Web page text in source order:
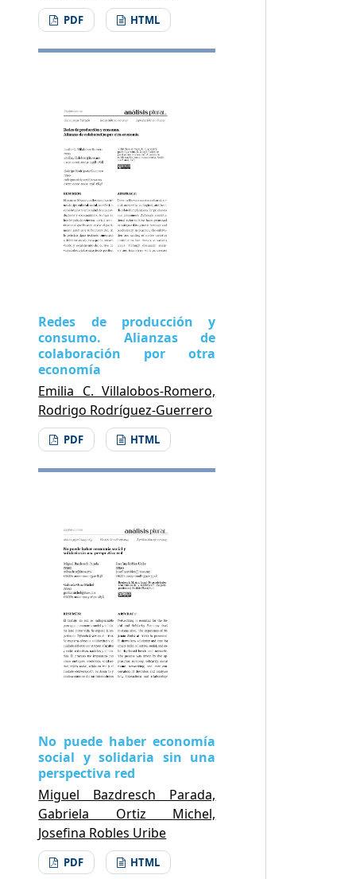
PDF HTML
Redes de producción y
consumo. Alianzas de
colaboración por otra
economía
Emilia C. Villalobos-Romero,
Rodrigo Rodríguez-Guerrero
PDF HTML
No puede haber economía
social y solidaria sin una
perspectiva red
Miguel Bazdresch Parada,
Gabriela Ortiz Michel,
Josefina Robles Uribe
PDF HTML